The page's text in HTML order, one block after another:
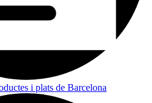
i plats de Barcelona